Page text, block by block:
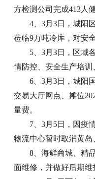
方检测公司完成413人
4、3月3日，城阳
莅临9万吨冷库，对安
5、3月3日，区域
情防控、安全生产培训
6、3月3日，城阳
交易大厅网点、摊位
量费。
7、3月5日，因疫
物流中心暂时取消黄岛
8、海鲜商城、精
面维修，并做好后期维